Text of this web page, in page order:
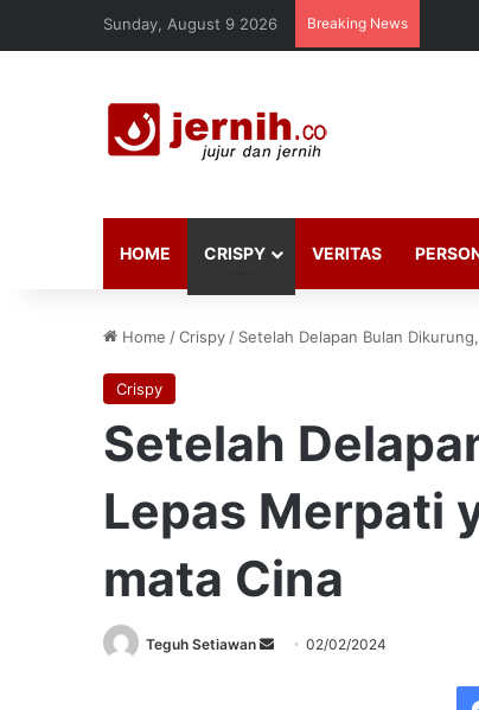
Sunday, August 9 2026 Breaking News
HOME CRISPY VERITAS
Home /Crispy / Setelah Delapan Bulan
Crispy
Setelah
Lepas Merpati
mata Cina
Teguh Setiawan
Send02/02/2024